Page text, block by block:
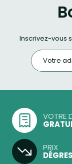
Inscrivez-vous
VOTRE
PRIX